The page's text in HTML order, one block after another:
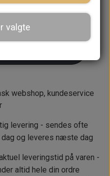
+
webshop, kundeservice
levering - sendes ofte
dag og leveres næste dag
leveringstid på varen -
altid hele din ordre
valgte